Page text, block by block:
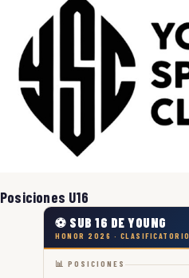
Posiciones U16
⚽ SUB 16 DE YOUNG
HONOR 2026 · CLASIFICATORIO
📊 POSICIONES